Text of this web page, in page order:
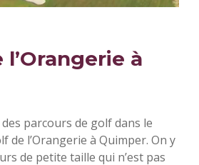
à
parcours de golf dans le
de l’Orangerie à Quimper. On y
de petite taille qui n’est pas